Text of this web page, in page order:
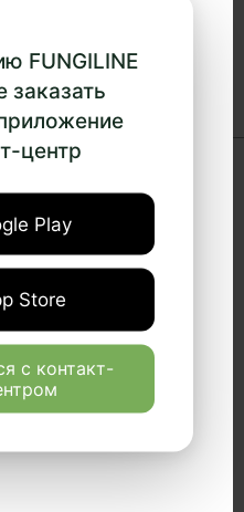
FUNGILINE
центр
Play
Store
с контакт-
обмена